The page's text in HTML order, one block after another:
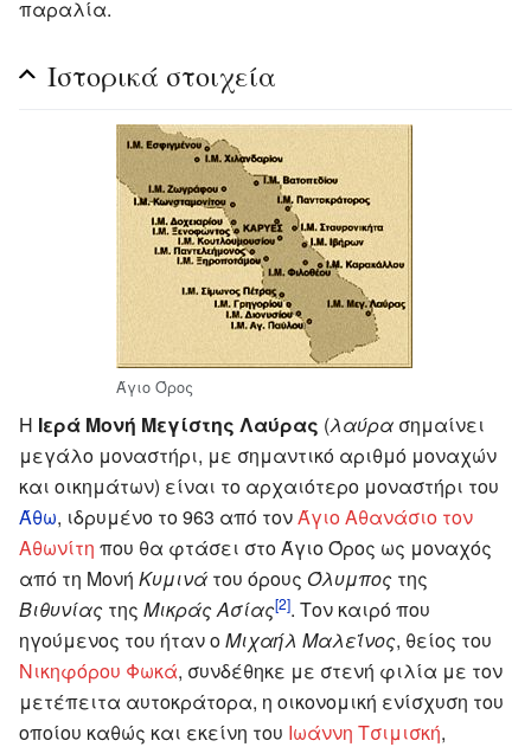
παραλία.
Ιστορικά στοιχεία
Άγιο Όρος
Η Ιερά Μονή Μεγίστης Λαύρας (λαύρα σημαίνει
μεγάλο μοναστήρι, με σημαντικό αριθμό μοναχών
και οικημάτων) είναι το αρχαιότερο μοναστήρι του
Άθω, ιδρυμένο το 963 από τονΆγιο Αθανάσιο τον
Αθωνίτη που θα φτάσει στο Άγιο Όρος ως μοναχός
από τη Μονή Κυμινά του όρους Όλυμπος της
Βιθυνίας της Μικράς Ασίας[2]. Τον καιρό που
ηγούμενος του ήταν οΜιχαήλ Μαλεΐνος, θείος του
Νικηφόρου Φωκά, συνδέθηκε με στενή φιλία με τον
μετέπειτα αυτοκράτορα, η οικονομική ενίσχυση του
οποίου καθώς και εκείνη του Ιωάννη Τσιμισκή,